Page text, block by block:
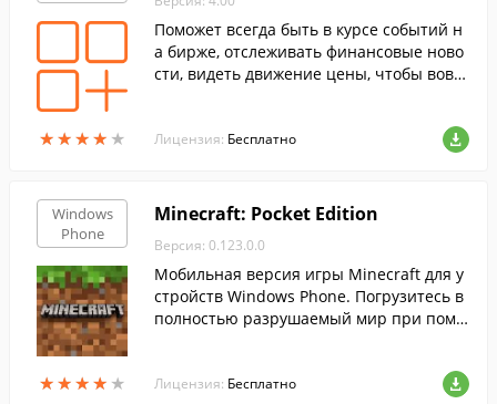
★★★★ ★
★★★★ ★
Поможет всегда быть в курсе событий н
а бирже, отслеживать финансовые ново
сти, видеть движение цены, чтобы вовр
м.
Лицензия: Бесплатно
Windows
Phone
★★★★ ★
★★★★ ★
Minecraft: Pocket Edition
Версия: 0.123.0.0
Мобильная версия игры Minecraft для у
стройств Windows Phone. Погрузитесь в
полностью разрушаемый мир при помо
Лицензия: Бесплатно